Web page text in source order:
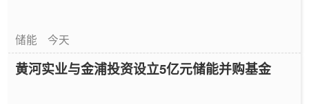
储能 今天
黄河实业与金浦投资设立5亿元储能并购基金